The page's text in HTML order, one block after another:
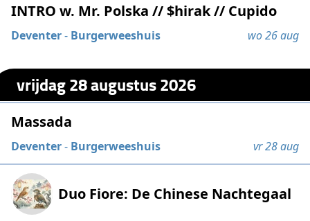
INTRO w. Mr. Polska // $hirak // Cupido
Deventer- Burgerweeshuis wo 26 aug
vrijdag 28 augustus 2026
Massada
Deventer- Burgerweeshuis vr 28 aug
Duo Fiore: De Chinese Nachtegaal